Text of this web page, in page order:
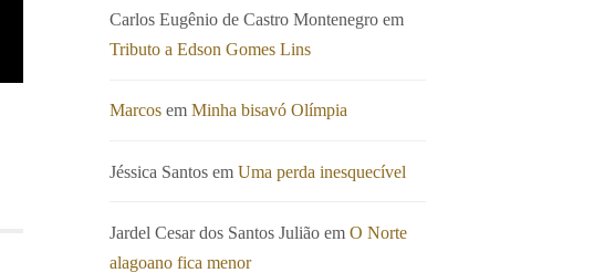
Carlos Eugênio de Castro Montenegro em
Tributo a Edson Gomes Lins
Marcos em Minha bisavó Olímpia
Jéssica Santos em Uma perda inesquecível
Jardel Cesar dos Santos Julião em O Norte
alagoano fica menor